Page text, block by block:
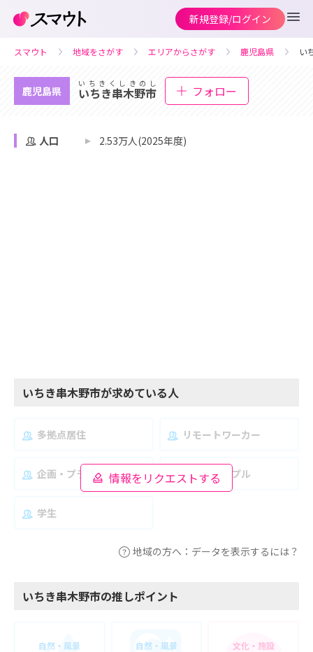
新規登録/ログイン
スマウト 地域をさがす エリアからさがす 鹿児島県 い
鹿児島県
いちきくしきのし
いちき串木野市 フォロー
人口 2.53万人(2025年度)
いちき串木野市が求めている人
情報をリクエストする
多拠点居住 リモートワーカー
企画・プランナー 夫婦・カップル
学生
地域の方へ：データを表示するには？
いちき串木野市の推しポイント
自然・風景 自然・風景 文化・施設